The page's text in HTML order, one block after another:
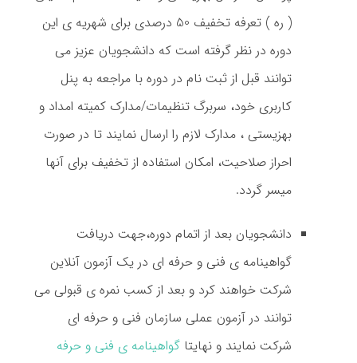
( ره ) تعرفه تخفیف 50 درصدی برای شهریه ی این
دوره در نظر گرفته است که دانشجویان عزیز می
توانند قبل از ثبت نام در دوره با مراجعه به پنل
کاربری خود، سربرگ تنظیمات/مدارک کمیته امداد و
بهزیستی ، مدارک لازم را ارسال نمایند تا در صورت
احراز صلاحیت، امکان استفاده از تخفیف برای آنها
میسر گردد.
دانشجویان بعد از اتمام دوره،جهت دریافت
گواهینامه ی فنی و حرفه ای در یک آزمون آنلاین
شرکت خواهند کرد و بعد از کسب نمره ی قبولی می
توانند در آزمون عملی سازمان فنی و حرفه ای
شرکت نمایند و نهایتاگواهینامه ی فنی و حرفه